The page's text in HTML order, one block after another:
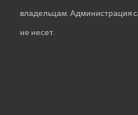
владельцам. Администрация
не несет.